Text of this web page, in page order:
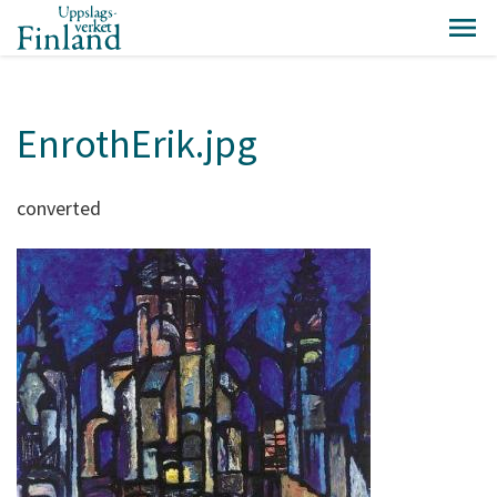
EnrothErik.jpg
converted